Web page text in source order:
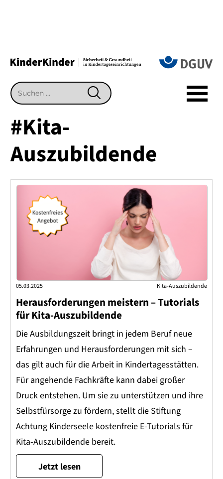
Suchen
SUCHEN
#Kita-
Auszubildende
05.03.2025 Kita-Auszubildende
Herausforderungen meistern – Tutorials
für Kita-Auszubildende
Die Ausbildungszeit bringt in jedem Beruf neue
Erfahrungen und Herausforderungen mit sich –
das gilt auch für die Arbeit in Kindertagesstätten.
Für angehende Fachkräfte kann dabei großer
Druck entstehen. Um sie zu unterstützen und ihre
Selbstfürsorge zu fördern, stellt die Stiftung
Achtung Kinderseele kostenfreie E-Tutorials für
Kita-Auszubildende bereit.
Jetzt lesen